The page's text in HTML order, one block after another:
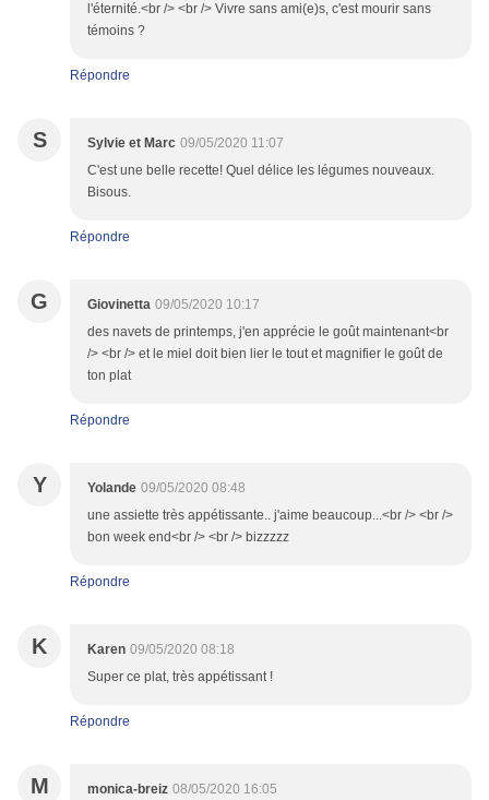
l'éternité.<br /> <br /> Vivre sans ami(e)s, c'est mourir sans
témoins ?
Répondre
S Sylvie et Marc 09/05/2020 11:07
C'est une belle recette! Quel délice les légumes nouveaux.
Bisous.
Répondre
G Giovinetta 09/05/2020 10:17
des navets de printemps, j'en apprécie le goût maintenant<br
/> <br /> et le miel doit bien lier le tout et magnifier le goût de
ton plat
Répondre
Y Yolande 09/05/2020 08:48
une assiette très appétissante.. j'aime beaucoup...<br /> <br />
bon week end<br /> <br /> bizzzzz
Répondre
K Karen 09/05/2020 08:18
Super ce plat, très appétissant !
Répondre
M monica-breiz 08/05/2020 16:05